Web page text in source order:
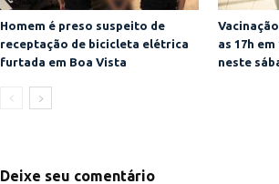
Homem é preso suspeito de
receptação de bicicleta elétrica
furtada em Boa Vista
as 17h
neste
Deixe seu comentário